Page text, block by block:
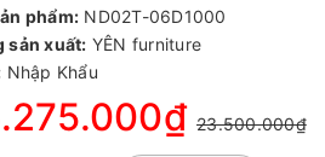
phẩm: ND02T-06D1000
sản xuất: YÊN furniture
Nhập Khẩu
23.500.000₫